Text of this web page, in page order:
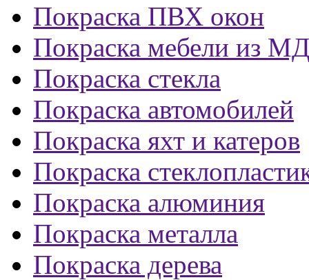
Покраска ПВХ окон
Покраска мебели из
Покраска стекла
Покраска автомобилей
Покраска яхт и катеров
Покраска
Покраска алюминия
Покраска металла
Покраска дерева